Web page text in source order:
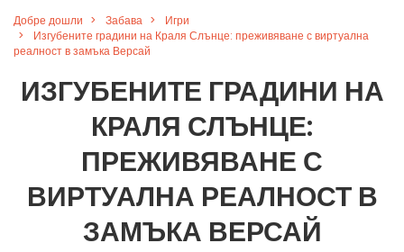
Добре дошли Забава
Игри
Изгубените градини на Краля Слънце: преживяване с виртуална
реалност в замъка Версай
ИЗГУБЕНИТЕ ГРАДИНИ НА
КРАЛЯ СЛЪНЦЕ:
ПРЕЖИВЯВАНЕ С
ВИРТУАЛНА РЕАЛНОСТ В
ЗАМЪКА ВЕРСАЙ